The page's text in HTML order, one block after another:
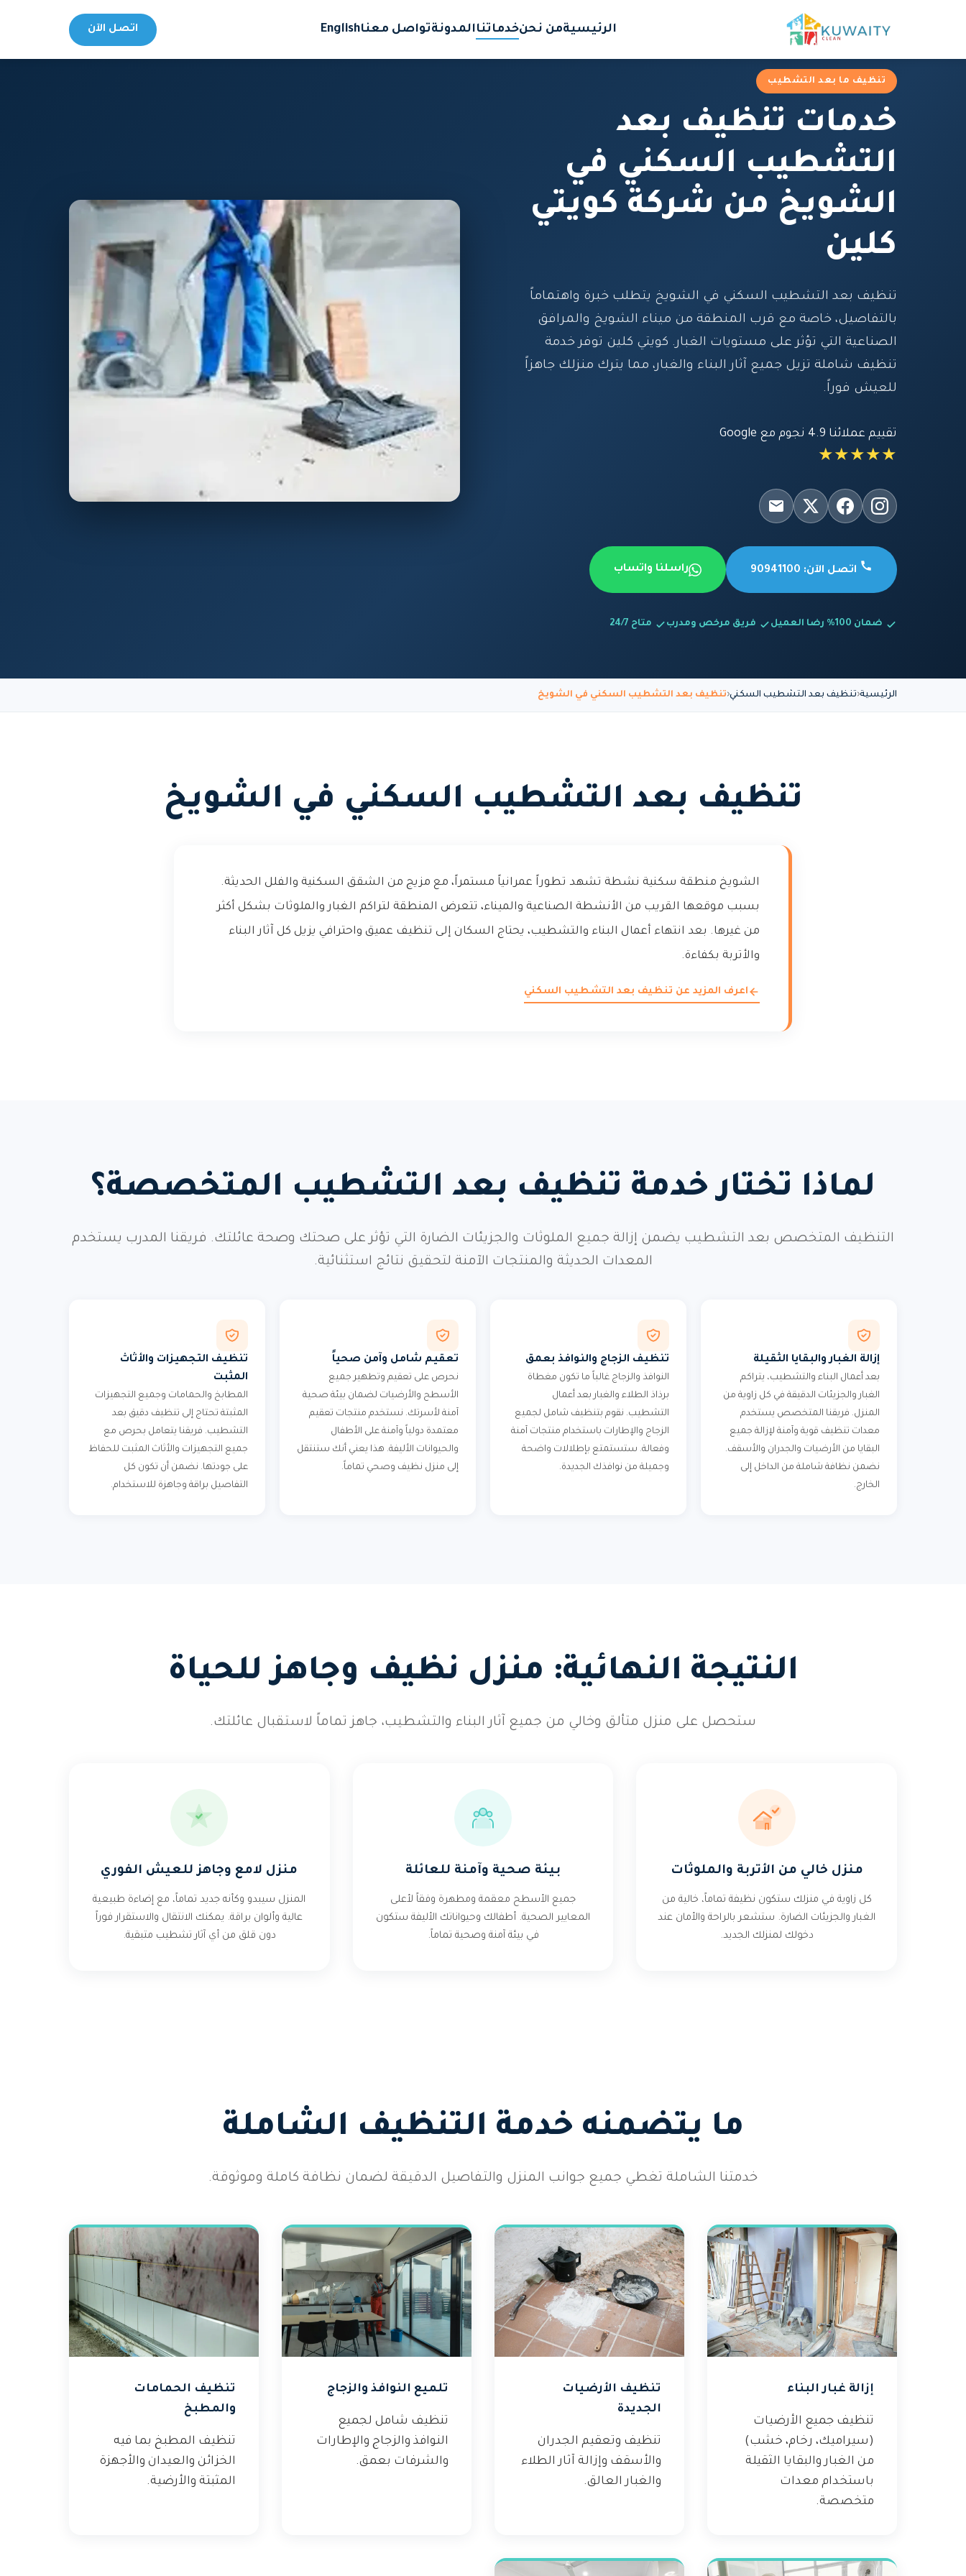
الرئيسيةمن نحنخدماتناالمدونةتواصل معناEnglish اتصل الآن
تنظيف ما بعد التشطيب
خدمات تنظيف بعد
التشطيب السكني في
الشويخ من شركة كويتي
كلين
تنظيف بعد التشطيب السكني في الشويخ يتطلب خبرة واهتماماً
بالتفاصيل، خاصة مع قرب المنطقة من ميناء الشويخ والمرافق
الصناعية التي تؤثر على مستويات الغبار. كويتي كلين توفر خدمة
تنظيف شاملة تزيل جميع آثار البناء والغبار، مما يترك منزلك جاهزاً
للعيش فوراً.
تقييم عملائنا 4.9 نجوم مع Google
★★★★★
اتصل الآن: 90941100 راسلنا واتساب
ضمان 100% رضا العميل فريق مرخص ومدرب متاح 24/7
الرئيسية تنظيف بعد التشطيب السكني تنظيف بعد التشطيب السكني في الشويخ
تنظيف بعد التشطيب السكني في الشويخ
الشويخ منطقة سكنية نشطة تشهد تطوراً عمرانياً مستمراً، مع مزيج من الشقق السكنية والفلل الحديثة.
بسبب موقعها القريب من الأنشطة الصناعية والميناء، تتعرض المنطقة لتراكم الغبار والملوثات بشكل أكثر
من غيرها. بعد انتهاء أعمال البناء والتشطيب، يحتاج السكان إلى تنظيف عميق واحترافي يزيل كل آثار البناء
والأتربة بكفاءة.
اعرف المزيد عن تنظيف بعد التشطيب السكني
لماذا تختار خدمة تنظيف بعد التشطيب المتخصصة؟
التنظيف المتخصص بعد التشطيب يضمن إزالة جميع الملوثات والجزيئات الضارة التي تؤثر على صحتك وصحة عائلتك. فريقنا المدرب يستخدم
المعدات الحديثة والمنتجات الآمنة لتحقيق نتائج استثنائية.
إزالة الغبار والبقايا الثقيلة
بعد أعمال البناء والتشطيب، يتراكم
الغبار والجزيئات الدقيقة في كل زاوية من
المنزل. فريقنا المتخصص يستخدم
معدات تنظيف قوية وآمنة لإزالة جميع
البقايا من الأرضيات والجدران والأسقف.
نضمن نظافة شاملة من الداخل إلى
الخارج.
تنظيف الزجاج والنوافذ بعمق
النوافذ والزجاج غالباً ما تكون مغطاة
برذاذ الطلاء والغبار بعد أعمال
التشطيب. نقوم بتنظيف شامل لجميع
الزجاج والإطارات باستخدام منتجات آمنة
وفعالة. ستستمتع بإطلالات واضحة
وجميلة من نوافذك الجديدة.
تعقيم شامل وآمن صحياً
نحرص على تعقيم وتطهير جميع
الأسطح والأرضيات لضمان بيئة صحية
آمنة لأسرتك. نستخدم منتجات تعقيم
معتمدة دولياً وآمنة على الأطفال
والحيوانات الأليفة. هذا يعني أنك ستنتقل
إلى منزل نظيف وصحي تماماً.
تنظيف التجهيزات والأثاث
المثبت
المطابخ والحمامات وجميع التجهيزات
المثبتة تحتاج إلى تنظيف دقيق بعد
التشطيب. فريقنا يتعامل بحرص مع
جميع التجهيزات والأثاث المثبت للحفاظ
على جودتها. نضمن أن تكون كل
التفاصيل براقة وجاهزة للاستخدام.
النتيجة النهائية: منزل نظيف وجاهز للحياة
ستحصل على منزل متألق وخالي من جميع آثار البناء والتشطيب، جاهز تماماً لاستقبال عائلتك.
منزل خالي من الأتربة والملوثات
كل زاوية في منزلك ستكون نظيفة تماماً، خالية من
الغبار والجزيئات الضارة. ستشعر بالراحة والأمان عند
دخولك لمنزلك الجديد.
بيئة صحية وآمنة للعائلة
جميع الأسطح معقمة ومطهرة وفقاً لأعلى
المعايير الصحية. أطفالك وحيواناتك الأليفة ستكون
في بيئة آمنة وصحية تماماً.
منزل لامع وجاهز للعيش الفوري
المنزل سيبدو وكأنه جديد تماماً، مع إضاءة طبيعية
عالية وألوان براقة. يمكنك الانتقال والاستقرار فوراً
دون قلق من أي آثار تشطيب متبقية.
ما يتضمنه خدمة التنظيف الشاملة
خدمتنا الشاملة تغطي جميع جوانب المنزل والتفاصيل الدقيقة لضمان نظافة كاملة وموثوقة.
إزالة غبار البناء
تنظيف جميع الأرضيات
(سيراميك، رخام، خشب)
من الغبار والبقايا الثقيلة
باستخدام معدات
متخصصة.
تنظيف الأرضيات
الجديدة
تنظيف وتعقيم الجدران
والأسقف وإزالة آثار الطلاء
والغبار العالق.
تلميع النوافذ والزجاج
تنظيف شامل لجميع
النوافذ والزجاج والإطارات
والشرفات بعمق.
تنظيف الحمامات
والمطبخ
تنظيف المطبخ بما فيه
الخزائن والعيدان والأجهزة
المثبتة والأرضية.